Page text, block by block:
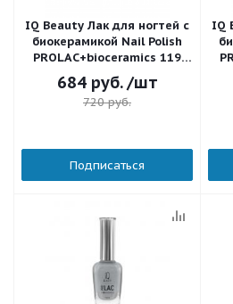
IQ Beauty Лак для ногтей с
биокерамикой Nail Polish
PROLAC+bioceramics 119
Fairy dust 12,5 мл.
684руб. /шт
720руб.
Подписаться
IQ